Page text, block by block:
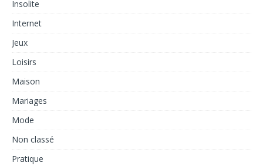
Insolite
Internet
Jeux
Loisirs
Maison
Mariages
Mode
Non classé
Pratique